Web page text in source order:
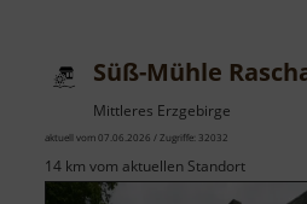
Süß-Mühle
Mittleres Erzgebirge
aktuell vom 07.06.2026 / Zugriffe: 32032
14 km vom aktuellen Standort